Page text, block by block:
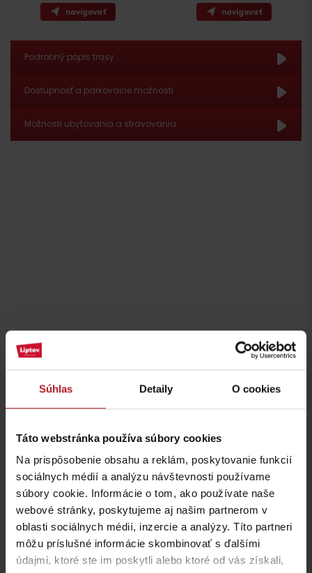
Súhlas Detaily O cookies
Táto webstránka používa súbory cookies
Na prispôsobenie obsahu a reklám, poskytovanie funkcií
sociálnych médií a analýzu návštevnosti používame
súbory cookie. Informácie o tom, ako používate naše
webové stránky, poskytujeme aj našim partnerom v
oblasti sociálnych médií, inzercie a analýzy. Títo partneri
môžu príslušné informácie skombinovať s ďalšími
údajmi, ktoré ste im poskytli alebo ktoré od vás získali,
navigovať navigovať
Podrobný popis trasy
popri Kamennej chate
Demänovské sedlo a Krúpovu hoľu
na Ďumbier
Dostupnosť a parkovacie možnosti
Možnosti ubytovania a stravovania